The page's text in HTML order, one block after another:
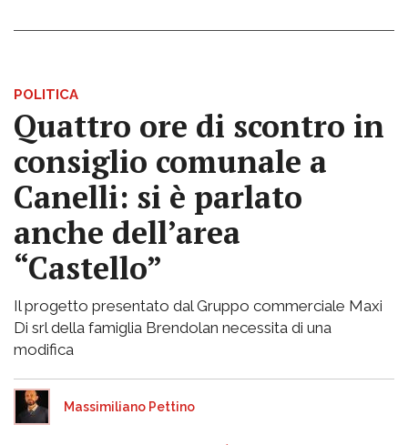
POLITICA
Quattro ore di scontro in
consiglio comunale a
Canelli: si è parlato
anche dell’area
“Castello”
Il progetto presentato dal Gruppo commerciale Maxi
Di srl della famiglia Brendolan necessita di una
modifica
Massimiliano Pettino